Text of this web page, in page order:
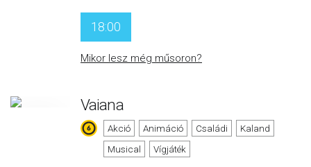
18:00
Mikor lesz még műsoron?
Vaiana
Akció Animáció Családi
Kaland
Musical
Vígjáték